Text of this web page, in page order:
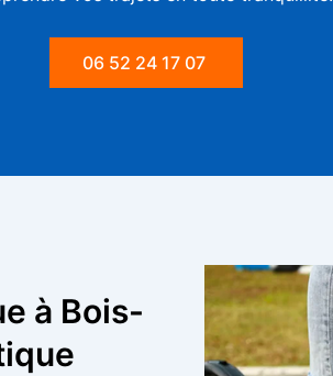
06 52 24 17 07
à Bois-